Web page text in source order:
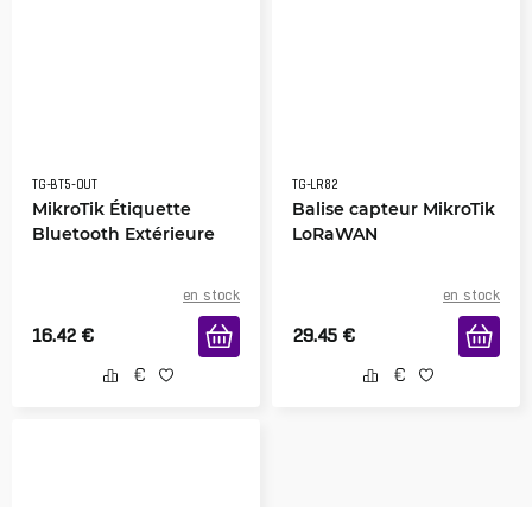
TG-BT5-OUT
MikroTik Étiquette
Bluetooth Extérieure
en stock
16.42 €
TG-LR82
Balise capteur MikroTik
LoRaWAN
en stock
29.45 €